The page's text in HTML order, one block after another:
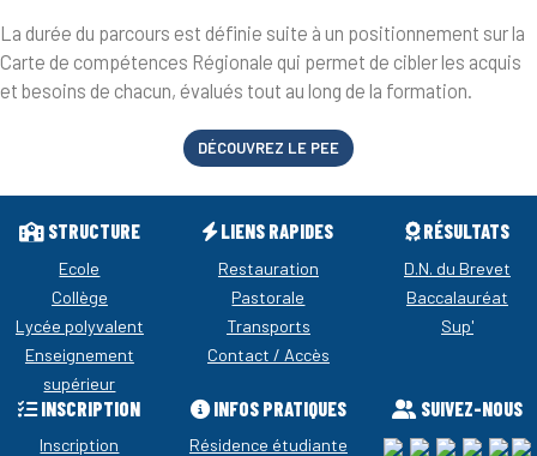
La durée du parcours est définie suite à un positionnement sur la
Carte de compétences Régionale qui permet de cibler les acquis
et besoins de chacun, évalués tout au long de la formation.
DÉCOUVREZ LE PEE
STRUCTURE
Ecole
Collège
Lycée polyvalent
Enseignement
supérieur
LIENS RAPIDES
Restauration
Pastorale
Transports
Contact / Accès
RÉSULTATS
D.N. du Brevet
Baccalauréat
Sup'
INSCRIPTION
Inscription
INFOS PRATIQUES
Résidence étudiante
SUIVEZ-NOUS